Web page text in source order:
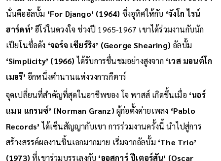
ตามมาด้วยผลงานชิ้นสำคัญที่แสดงถึงรากเหง้าทางดนตรีของเขา
นั่นคืออัลบั้ม‘For Django’ (1964)ซึ่งอุทิศให้กับ‘จังโก ไรน์
ฮาร์ดท์’ฮีโร่ในดวงใจ ช่วงปี 1965-1967 เขาได้ร่วมงานกับนัก
เปียโนชื่อดัง‘จอร์จ เชียร์ริง’ (George Shearing)อัลบั้ม
‘Simplicity’ (1966)ได้รับการชื่นชมอย่างสูงจาก
เมอรี’ อีกหนึ่งตำนานแห่งวงการกีตาร์
จุดเปลี่ยนที่สำคัญที่สุดในอาชีพของ โจ พาสส์ เกิดขึ้นเมื่อ ‘นอร์
แมน แกรนซ์’ (Norman Granz)ผู้ก่อตั้งค่ายเพลง‘Pablo
Records’ได้เซ็นสัญญากับเขา การร่วมงานครั้งนี้ นำไปสู่การ
สร้างสรรค์ผลงานชิ้นเอกมากมาย เริ่มจากอัลบั้ม‘The Trio’